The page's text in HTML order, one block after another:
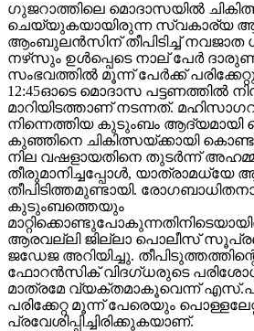
ഗുജറാത്തിലെ മൊദാസയില്‍
ചെയ്യുകയായിരുന്ന സ്വകാര്യ
ആംബുലന്‍സിന് തീപിടിച്ച്
നഴ്‌സും ഉള്‍പ്പെടെ നാല് പേര്‍
സംഭവത്തില്‍ മൂന്ന് പേര്‍ക്ക്
12:45ഓടെ മൊദാസ പട്ടണത്തില്‍
മാറിയിടത്താണ് നടന്നത്.
നിന്നെത്തിയ കുടുംബം ആദ്യമായി
കുഞ്ഞിനെ ചികിത്സയ്ക്കായി
നില വഷളായതിനെ തുടര്‍ന്ന്
തീരുമാനിച്ചപ്പോള്‍,
തീപിടിത്തമുണ്ടായി.
കുടുംബത്തെയും
ആരവല്ലി ജില്ലാ പൊലീസ്
ജഡേജ അറിയിച്ചു.
ഫോറന്‍സിക് വിദഗ്ധരുടെ
മാത്രമേ വ്യക്തമാകൂവെന്ന് എസ്.പി
പരിക്കേറ്റ മൂന്ന് പേരെയും
പ്രവേശിപ്പിച്ചിരിക്കുകയാണ്.